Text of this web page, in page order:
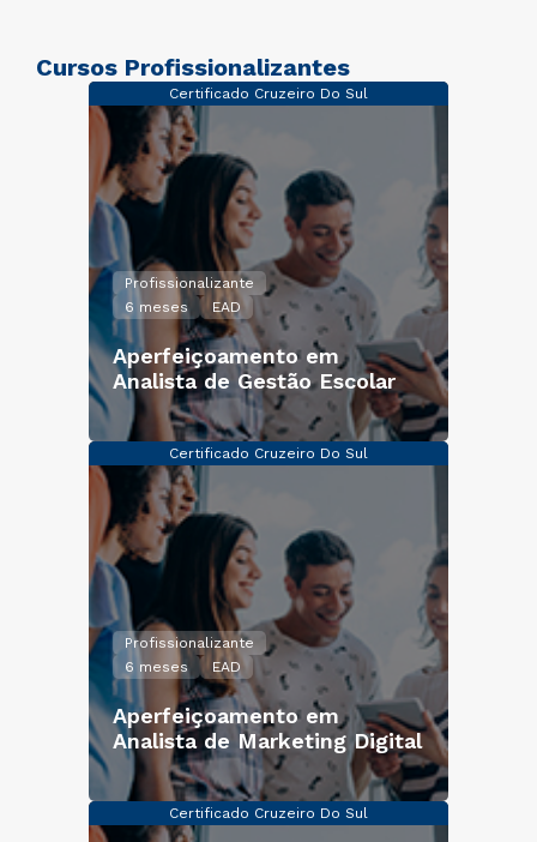
Cursos Profissionalizantes
Certificado Cruzeiro Do Sul
Profissionalizante
6 meses
EAD
Aperfeiçoamento em
Analista de Gestão Escolar
Certificado Cruzeiro Do Sul
Profissionalizante
6 meses
EAD
Aperfeiçoamento em
Analista de Marketing Digital
Certificado Cruzeiro Do Sul